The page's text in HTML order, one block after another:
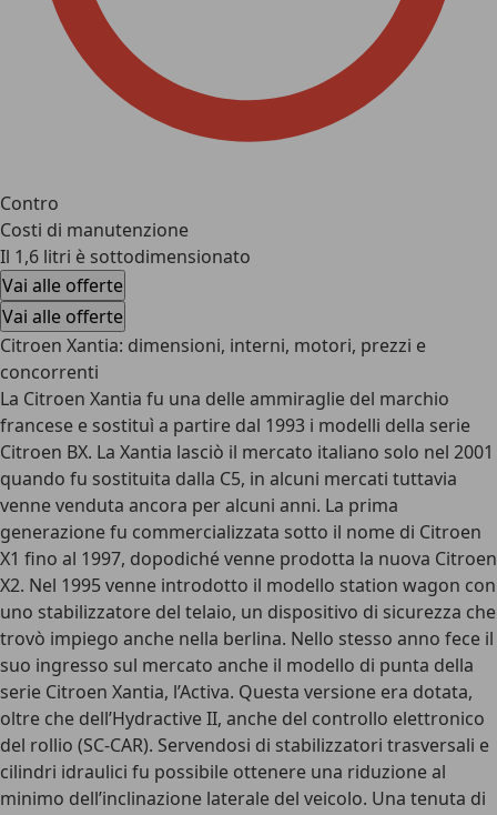
Contro
Costi di manutenzione
Il 1,6 litri è sottodimensionato
Vai alle offerte
Vai alle offerte
Citroen Xantia: dimensioni, interni, motori, prezzi e
concorrenti
La Citroen Xantia fu una delle ammiraglie del marchio
francese e sostituì a partire dal 1993 i modelli della serie
Citroen BX. La Xantia lasciò il mercato italiano solo nel 2001
quando fu sostituita dalla C5, in alcuni mercati tuttavia
venne venduta ancora per alcuni anni. La prima
generazione fu commercializzata sotto il nome di Citroen
X1 fino al 1997, dopodiché venne prodotta la nuova Citroen
X2. Nel 1995 venne introdotto il modello station wagon con
uno stabilizzatore del telaio, un dispositivo di sicurezza che
trovò impiego anche nella berlina. Nello stesso anno fece il
suo ingresso sul mercato anche il modello di punta della
serie Citroen Xantia, l’Activa. Questa versione era dotata,
oltre che dell’Hydractive II, anche del controllo elettronico
del rollio (SC-CAR). Servendosi di stabilizzatori trasversali e
cilindri idraulici fu possibile ottenere una riduzione al
minimo dell’inclinazione laterale del veicolo. Una tenuta di